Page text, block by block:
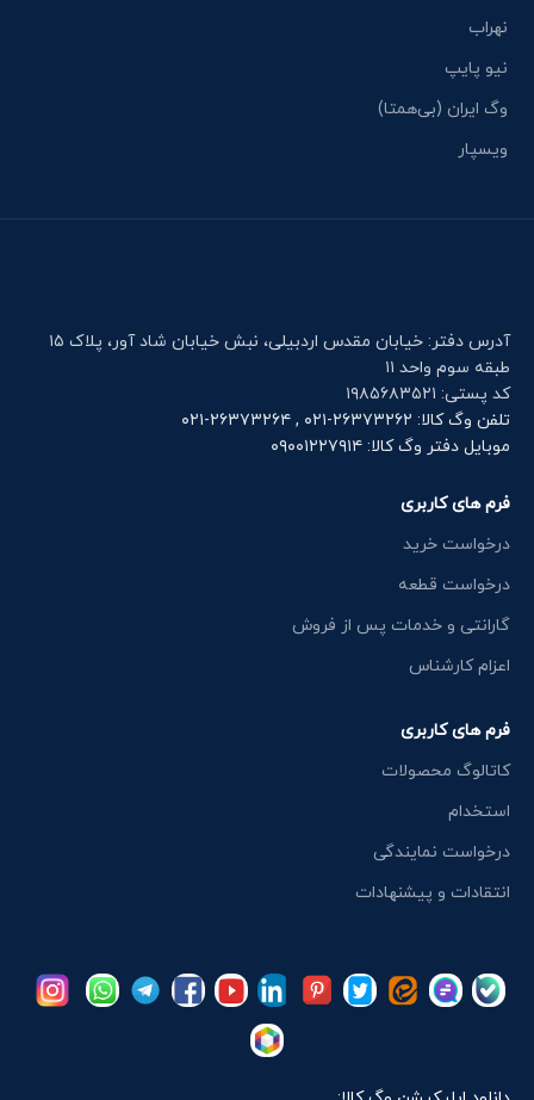
نهراب
نیو پایپ
وگ ایران (بی‌همتا)
ویسپار
آدرس دفتر: خیابان مقدس اردبیلی، نبش خیابان شاد آور، پلاک ۱۵
طبقه سوم واحد ۱۱
کد پستی: ۱۹۸۵۶۸۳۵۲۱
تلفن وگ کالا: ۲۶۳۷۳۲۶۲-۰۲۱ , ۲۶۳۷۳۲۶۴-۰۲۱
موبایل دفتر وگ کالا: ۰۹۰۰۱۲۲۷۹۱۴
فرم های کاربری
درخواست خرید
درخواست قطعه
گارانتی و خدمات پس از فروش
اعزام کارشناس
فرم های کاربری
کاتالوگ محصولات
استخدام
درخواست نمایندگی
انتقادات و پیشنهادات